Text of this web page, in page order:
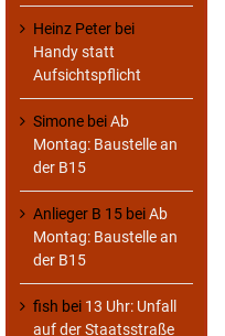
Heinz Peter bei
Handy statt
Aufsichtspflicht
Simone beiAb
Montag: Baustelle an
der B15
Anlieger B 15 beiAb
Montag: Baustelle an
der B15
fish bei 13 Uhr: Unfall
auf der Staatsstraße